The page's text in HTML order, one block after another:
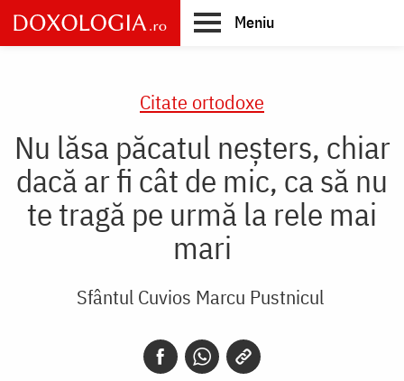
Skip
to
main
Meniu
Citate ortodoxe
Nu lăsa păcatul neșters, chiar
dacă ar fi cât de mic, ca să nu
te tragă pe urmă la rele mai
mari
Sfântul Cuvios Marcu Pustnicul